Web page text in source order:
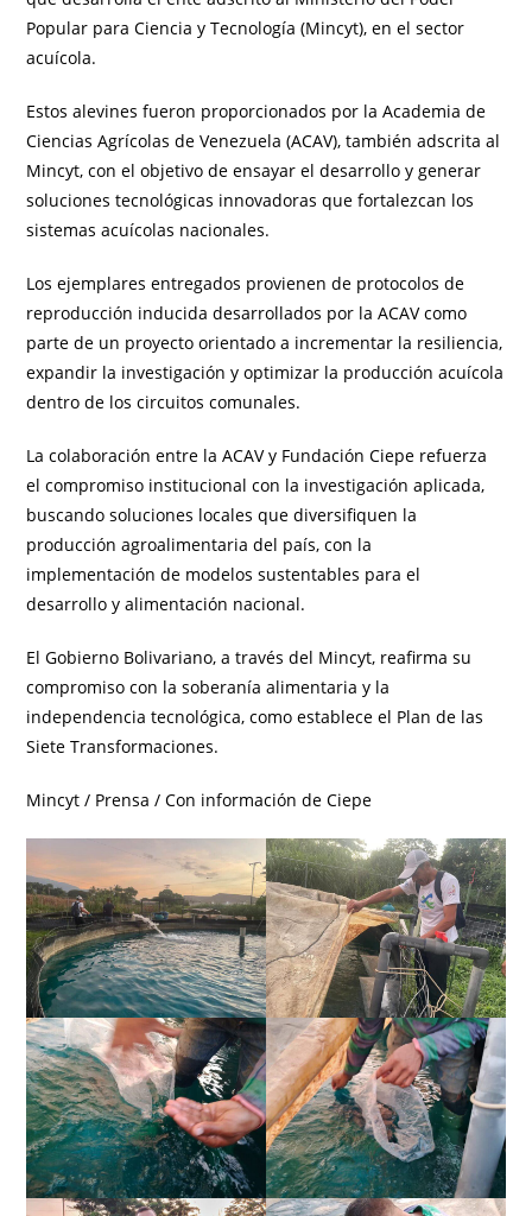
Popular para Ciencia y Tecnología (Mincyt), en el sector
acuícola.
Estos alevines fueron proporcionados por la Academia de
Ciencias Agrícolas de Venezuela (ACAV), también adscrita al
Mincyt, con el objetivo de ensayar el desarrollo y generar
soluciones tecnológicas innovadoras que fortalezcan los
sistemas acuícolas nacionales.
Los ejemplares entregados provienen de protocolos de
reproducción inducida desarrollados por la ACAV como
parte de un proyecto orientado a incrementar la resiliencia,
expandir la investigación y optimizar la producción acuícola
dentro de los circuitos comunales.
La colaboración entre la ACAV y Fundación Ciepe refuerza
el compromiso institucional con la investigación aplicada,
buscando soluciones locales que diversifiquen la
producción agroalimentaria del país, con la
implementación de modelos sustentables para el
desarrollo y alimentación nacional.
El Gobierno Bolivariano, a través del Mincyt, reafirma su
compromiso con la soberanía alimentaria y la
independencia tecnológica, como establece el Plan de las
Siete Transformaciones.
Mincyt / Prensa / Con información de Ciepe